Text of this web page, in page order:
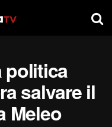
politica
salvare il
Meleo